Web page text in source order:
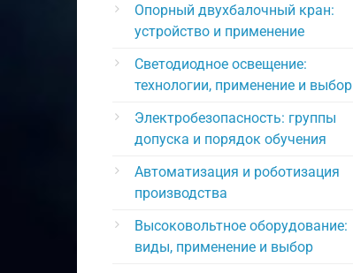
Опорный двухбалочный кран:
устройство и применение
Светодиодное освещение:
технологии, применение и выбор
Электробезопасность: группы
допуска и порядок обучения
Автоматизация и роботизация
производства
Высоковольтное оборудование:
виды, применение и выбор